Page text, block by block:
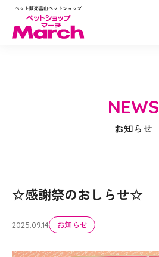
NEWS
お知らせ
☆感謝祭のおしらせ☆
2025.09.14 お知らせ